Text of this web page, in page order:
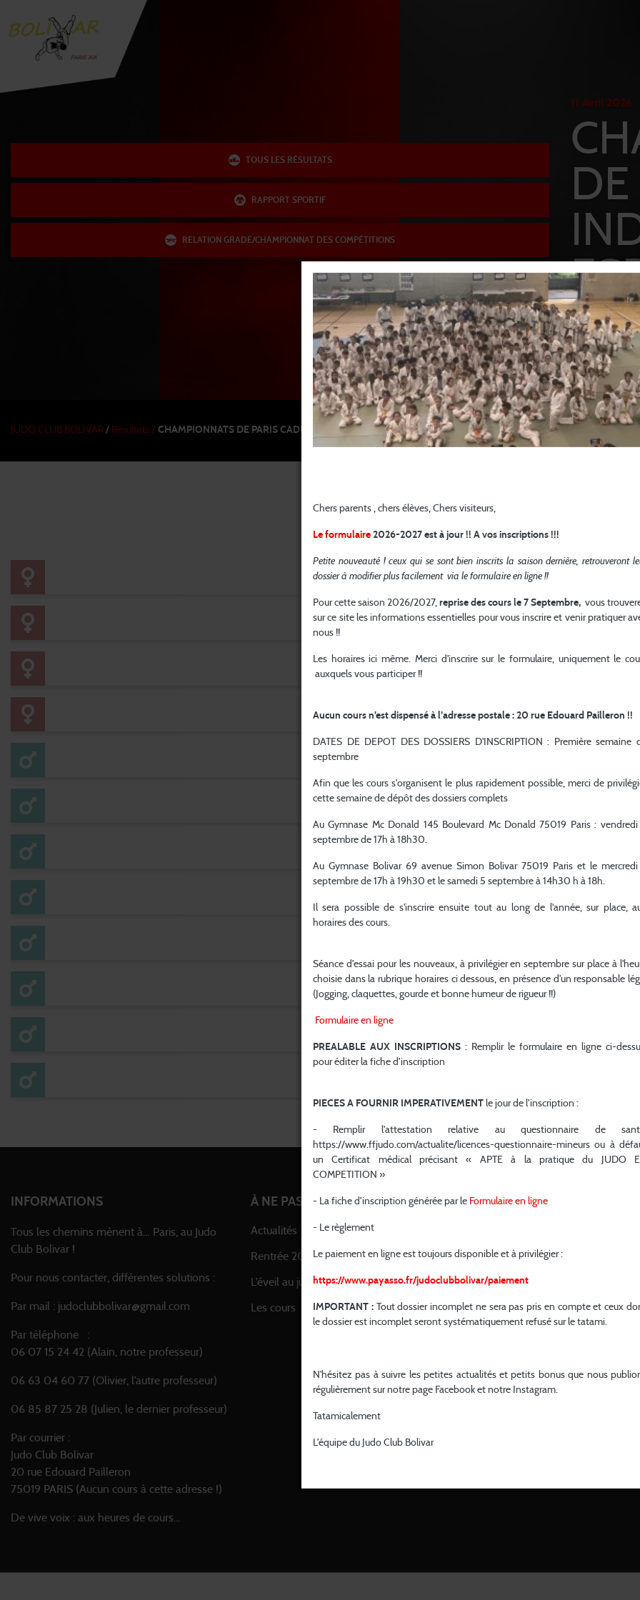
TOUS LES RÉSULTATS
RAPPORT SPORTIF
RELATION GRADE/CHAMPIONNAT DES COMPÉTITIONS
11 Avril 2026
JUDO CLUB BOLIVAR / Résultats / CHAMPIONNATS DE PARIS CADETS INDIVIDUELLE ESPOIRS 2026
-40
-48
-63
-50
INFORMATIONS
Tous les chemins mènent à… Paris, au Judo
Club Bolivar !
Pour nous contacter, différentes solutions :
Par mail : judoclubbolivar@gmail.com
Par téléphone :
06 07 15 24 42 (Alain, notre professeur)
06 63 04 60 77 (Olivier, l’autre professeur)
06 85 87 25 28 (Julien, le dernier professeur)
Par courrier :
Judo Club Bolivar
20 rue Edouard Pailleron
75019 PARIS (Aucun cours à cette adresse !)
De vive voix : aux heures de cours…
À NE PAS MANQUER
Actualités
Rentrée 2026 - reprise des cours
L’éveil au judo
Les cours
Galerie photos
Les acteurs
Résultats
Chers parents , chers élèves, Chers visiteurs,
Le formulaire 2026-2027 est à jour !! A vos inscriptions !!!
Petite nouveauté ! ceux qui se sont bien inscrits la saison dernière, retrouveront
dossier à modifier plus facilement via le formulaire en ligne !!
Pour cette saison 2026/2027, reprise des cours le 7 Septembre, vous
sur ce site les informations essentielles pour vous inscrire et venir pratiquer
nous !!
Les horaires ici même. Merci d'inscrire sur le formulaire, uniquement le
auxquels vous participer !!
Aucun cours n’est dispensé à l’adresse postale : 20 rue Edouard Pailleron !!
DATES DE DEPOT DES DOSSIERS D'INSCRIPTION : Première semaine
septembre
Afin que les cours s'organisent le plus rapidement possible, merci de
cette semaine de dépôt des dossiers complets
Au Gymnase Mc Donald 145 Boulevard Mc Donald 75019 Paris :
septembre de 17h à 18h30.
Au Gymnase Bolivar 69 avenue Simon Bolivar 75019 Paris et le
septembre de 17h à 19h30 et le samedi 5 septembre à 14h30 h à 18h.
Il sera possible de s'inscrire ensuite tout au long de l'année, sur place,
horaires des cours.
Séance d’essai pour les nouveaux, à privilégier en septembre sur place à
choisie dans la rubrique horaires ci dessous, en présence d’un responsable
(Jogging, claquettes, gourde et bonne humeur de rigueur !!)
Formulaire en ligne
PREALABLE AUX INSCRIPTIONS : Remplir le formulaire en ligne ci-
pour éditer la fiche d’inscription
PIECES A FOURNIR IMPERATIVEMENT le jour de l’inscription :
- Remplir l'attestation relative au questionnaire de
https://www.ffjudo.com/actualite/licences-questionnaire-mineurs ou à
un Certificat médical précisant « APTE à la pratique du JUDO
COMPETITION »
- La fiche d’inscription générée par le Formulaire en ligne
- Le règlement
Le paiement en ligne est toujours disponible et à privilégier :
https://www.payasso.fr/judoclubbolivar/paiement
IMPORTANT :
Tout dossier incomplet ne sera pas pris en compte et ceux
le dossier est incomplet seront systématiquement refusé sur le tatami.
N'hésitez pas à suivre les petites actualités et petits bonus que nous
régulièrement sur notre page Facebook et notre Instagram.
Tatamicalement
L’équipe du Judo Club Bolivar